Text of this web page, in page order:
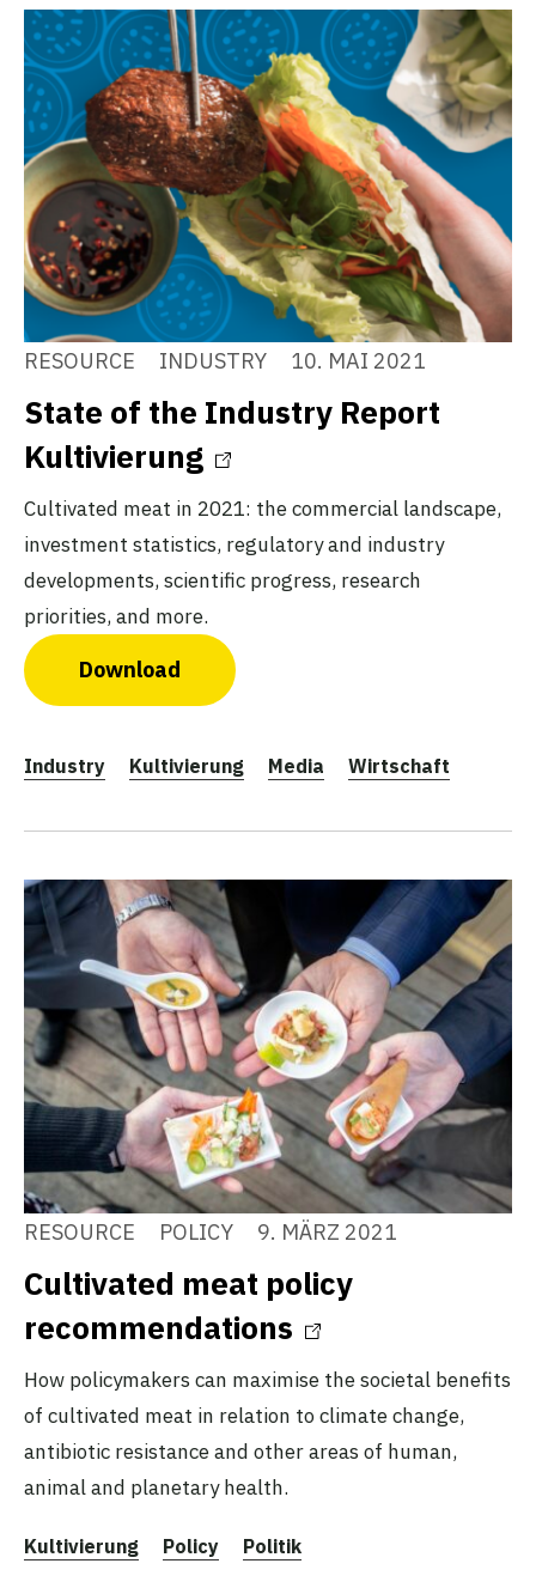
RESOURCE INDUSTRY 10. MAI 2021
State of the Industry Report
Kultivierung
Cultivated meat in 2021: the commercial landscape,
investment statistics, regulatory and industry
developments, scientific progress, research
priorities, and more.
Download
Industry Kultivierung Media Wirtschaft
RESOURCE POLICY 9. MÄRZ 2021
Cultivated meat policy
recommendations
How policymakers can maximise the societal benefits
of cultivated meat in relation to climate change,
antibiotic resistance and other areas of human,
animal and planetary health.
Kultivierung Policy Politik